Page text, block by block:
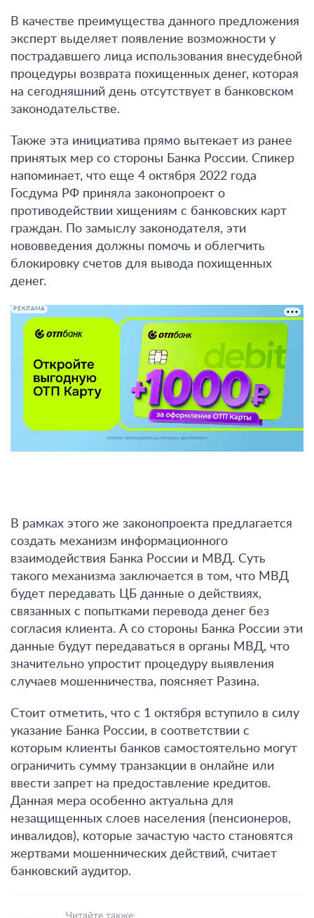
В качестве преимущества данного предложения
эксперт выделяет появление возможности у
пострадавшего лица использования внесудебной
процедуры возврата похищенных денег, которая
на сегодняшний день отсутствует в банковском
законодательстве.
Также эта инициатива прямо вытекает из ранее
принятых мер со стороны Банка России. Спикер
напоминает, что еще 4 октября 2022 года
Госдума РФ приняла законопроект о
противодействии хищениям с банковских карт
граждан. По замыслу законодателя, эти
нововведения должны помочь и облегчить
блокировку счетов для вывода похищенных
денег.
РЕКЛАМА
В рамках этого же законопроекта предлагается
создать механизм информационного
взаимодействия Банка России и МВД. Суть
такого механизма заключается в том, что МВД
будет передавать ЦБ данные о действиях,
связанных с попытками перевода денег без
согласия клиента. А со стороны Банка России эти
данные будут передаваться в органы МВД, что
значительно упростит процедуру выявления
случаев мошенничества, поясняет Разина.
Стоит отметить, что с 1 октября вступило в силу
указание Банка России, в соответствии с
которым клиенты банков самостоятельно могут
ограничить сумму транзакции в онлайне или
ввести запрет на предоставление кредитов.
Данная мера особенно актуальна для
незащищенных слоев населения (пенсионеров,
инвалидов), которые зачастую часто становятся
жертвами мошеннических действий, считает
банковский аудитор.
Читайте также: